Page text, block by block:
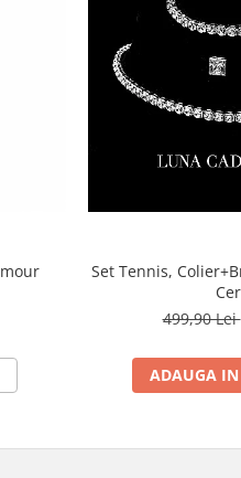
Set Tennis,
499,90 Lei
ADAUGA IN